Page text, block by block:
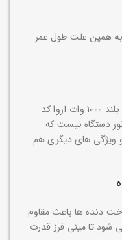
به همین علت طول عمر
تا به اینجا ویژگی های موتور مینی فرز دسته بلند 1000 وات آروا کد
دستگاه نیست که
ویژگی های دیگری هم
دنده ها باعث مقاوم
تا مینی فرز قدرت